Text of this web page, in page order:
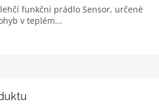
funkční prádlo Sensor, určené
v teplém...